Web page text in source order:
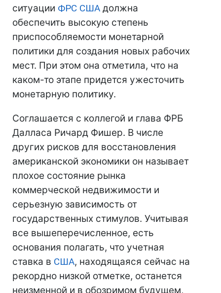
ситуации ФРС США должна
обеспечить высокую степень
приспособляемости монетарной
политики для создания новых рабочих
мест. При этом она отметила, что на
каком-то этапе придется ужесточить
монетарную политику.
Соглашается с коллегой и глава ФРБ
Далласа Ричард Фишер. В числе
других рисков для восстановления
американской экономики он называет
плохое состояние рынка
коммерческой недвижимости и
серьезную зависимость от
государственных стимулов. Учитывая
все вышеперечисленное, есть
основания полагать, что учетная
ставка в США, находящаяся сейчас на
рекордно низкой отметке, останется
неизменной и в обозримом будущем,